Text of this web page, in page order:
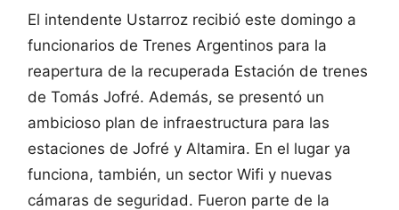
El intendente Ustarroz recibió este domingo a
funcionarios de Trenes Argentinos para la
reapertura de la recuperada Estación de trenes
de Tomás Jofré. Además, se presentó un
ambicioso plan de infraestructura para las
estaciones de Jofré y Altamira. En el lugar ya
funciona, también, un sector Wifi y nuevas
cámaras de seguridad. Fueron parte de la